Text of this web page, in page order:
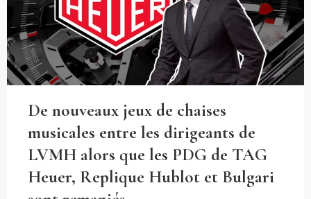
De nouveaux jeux de chaises
musicales entre les dirigeants de
LVMH alors que les PDG de TAG
Heuer, Replique Hublot et Bulgari